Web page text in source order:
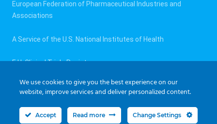
European Federation of Pharmaceutical Industries and
Associations
A Service of the U.S. National Institutes of Health
E.U. Clinical Trials Register
We use cookies to give you the best experience on our
website, improve services and deliver personalized content.
Accept Read more Change Settings